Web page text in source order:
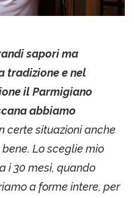
sapori ma
tradizione e nel
il Parmigiano
abbiamo
certe situazioni anche
Lo sceglie mio
i 30 mesi, quando
a forme intere, per